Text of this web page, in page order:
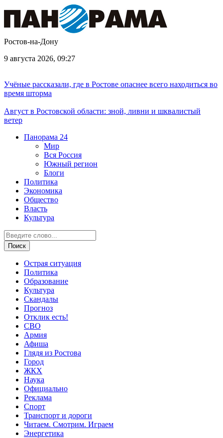
Ростов-на-Дону
9 августа 2026, 09:27
Учёные рассказали, где в Ростове опаснее всего находиться во
время шторма
Август в Ростовской области: зной, ливни и шквалистый
ветер
Панорама 24
Мир
Вся Россия
Южный регион
Блоги
Политика
Экономика
Общество
Власть
Культура
Острая ситуация
Политика
Образование
Культура
Скандалы
Прогноз
Отклик есть!
СВО
Армия
Афиша
Глядя из Ростова
Город
ЖКХ
Наука
Официально
Реклама
Спорт
Транспорт и дороги
Читаем. Смотрим. Играем
Энергетика